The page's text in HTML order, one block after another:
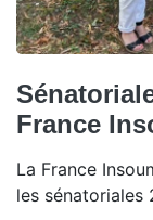
France
La France
les sénatoriales